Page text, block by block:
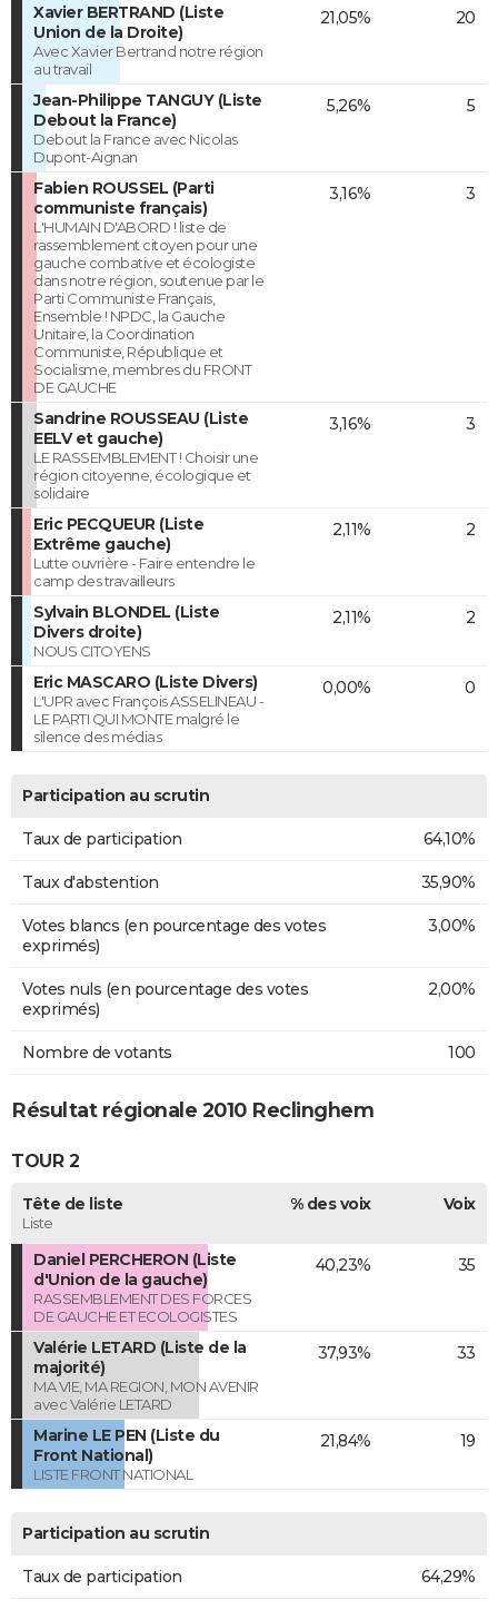
Xavier BERTRAND (Liste
Union de la Droite)
Avec Xavier Bertrand notre région
au travail
21,05% 20
Jean-Philippe TANGUY (Liste
Debout la France)
Debout la France avec Nicolas
Dupont-Aignan
5,26% 5
Fabien ROUSSEL (Parti
communiste français)
L'HUMAIN D'ABORD ! liste de
rassemblement citoyen pour une
gauche combative et écologiste
dans notre région, soutenue par le
Parti Communiste Français,
Ensemble ! NPDC, la Gauche
Unitaire, la Coordination
Communiste, République et
Socialisme, membres du FRONT
DE GAUCHE
3,16% 3
Sandrine ROUSSEAU (Liste
EELV et gauche)
LE RASSEMBLEMENT ! Choisir une
région citoyenne, écologique et
solidaire
3,16% 3
Eric PECQUEUR (Liste
Extrême gauche)
Lutte ouvrière - Faire entendre le
camp des travailleurs
2,11% 2
Sylvain BLONDEL (Liste
Divers droite)
NOUS CITOYENS
2,11% 2
Eric MASCARO (Liste Divers)
L'UPR avec François ASSELINEAU -
LE PARTI QUI MONTE malgré le
silence des médias
0,00% 0
Participation au scrutin
Taux de participation 64,10%
Taux d'abstention 35,90%
Votes blancs (en pourcentage des votes
exprimés)
3,00%
Votes nuls (en pourcentage des votes
exprimés)
2,00%
Nombre de votants 100
Résultat régionale 2010 Reclinghem
TOUR 2
Tête de liste
Liste
% des voix Voix
Daniel PERCHERON (Liste
d'Union de la gauche)
RASSEMBLEMENT DES FORCES
DE GAUCHE ET ECOLOGISTES
40,23% 35
Valérie LETARD (Liste de la
majorité)
MA VIE, MA REGION, MON AVENIR
avec Valérie LETARD
37,93% 33
Marine LE PEN (Liste du
Front National)
LISTE FRONT NATIONAL
21,84% 19
Participation au scrutin
Taux de participation 64,29%